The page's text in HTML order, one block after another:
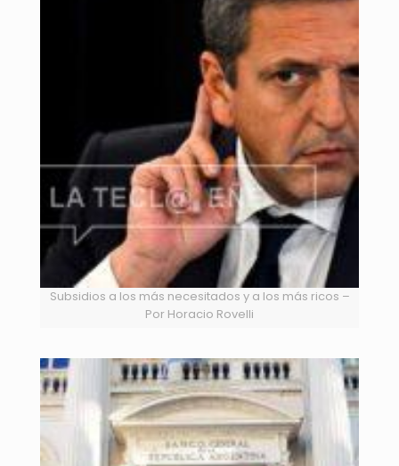
Subsidios a los más necesitados y a los más ricos –
Por Horacio Rovelli